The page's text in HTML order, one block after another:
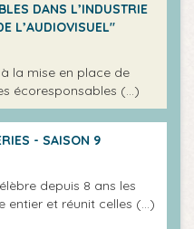
DANS L’INDUSTRIE
L’AUDIOVISUEL"
la mise en place de
écoresponsables (…)
- SAISON 9
depuis 8 ans les
entier et réunit celles (…)